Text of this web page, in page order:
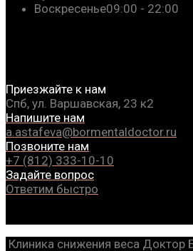
Воскресенье09:00 - 22:00
Приезжайте к нам
Спб, ул. Варшавская, 23 к2
Напишите нам
a.astafeva@bormentaldoctor.ru
Позвоните нам
+7 (812) 333-10-10
Задайте вопрос
Ответим быстро
Клиника снижения веса Доктор